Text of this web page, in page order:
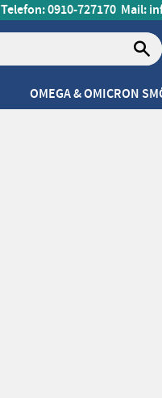
Telefon: 0910-727170 Mail:
OMEGA & OMICRON